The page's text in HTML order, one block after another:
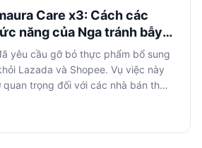
Care x3: Cách các
năng của Nga tránh bẫy
sàn thương mại điện tử
yêu cầu gỡ bỏ thực phẩm bổ sung
Lazada và Shopee. Vụ việc này
quan trọng đối với các nhà bán thực
luật pháp và quy định địa phương
thương mại điện tử châu Á,